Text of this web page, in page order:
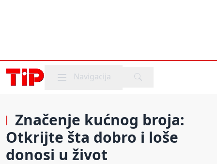
Mobile menu
Navigacija
Značenje kućnog broja:
Otkrijte šta dobro i loše
donosi u život